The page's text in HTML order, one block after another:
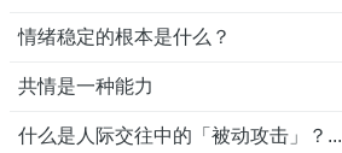
情绪稳定的根本是什么？
共情是一种能力
什么是人际交往中的「被动攻击」？...